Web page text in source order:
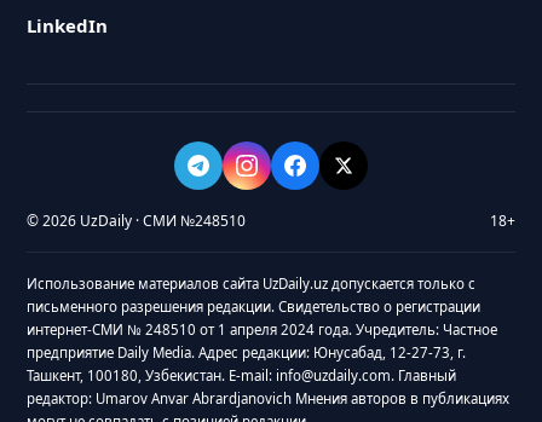
LinkedIn
© 2026 UzDaily · СМИ №248510 18+
Использование материалов сайта UzDaily.uz допускается только с
письменного разрешения редакции. Свидетельство о регистрации
интернет-СМИ № 248510 от 1 апреля 2024 года. Учредитель: Частное
предприятие Daily Media. Адрес редакции: Юнусабад, 12-27-73, г.
Ташкент, 100180, Узбекистан. E-mail: info@uzdaily.com. Главный
редактор: Umarov Anvar Abrardjanovich Мнения авторов в публикациях